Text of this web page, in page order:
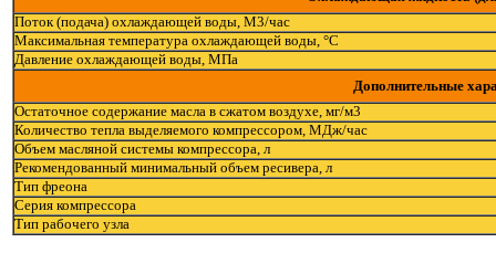
Поток (подача) охлаждающей воды, М3/час
Максимальная температура охлаждающей воды, °С
Давление охлаждающей воды, МПа
Дополнительные
Остаточное содержание масла в сжатом воздухе, мг/м3
Количество тепла выделяемого компрессором, МДж/час
Объем масляной системы компрессора, л
Рекомендованный минимальный объем ресивера, л
Тип фреона
Серия компрессора
Тип рабочего узла